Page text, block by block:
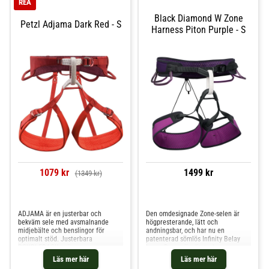
Petzl Adjama Dark Red - S
REA
1079 kr (1349 kr)
Läs mer här
ADJAMA är en justerbar och
bekväm sele med avsmalnande
midjebälte och benslingor för
optimalt stöd. Justerbara
DOUBLEBACK-spännen anpassar
sig efter olika kroppstyper och
kläder för alla säsonger. FRAME
Black Diamond W Zone
Harness Piton Purple - S
1499 kr
Läs mer här
Den omdesignade Zone-selen är
högpresterande, lätt och
andningsbar, och har nu en
patenterad sömlös Infinity Belay
Loop. Denna är slitstark,
lågprofilerad och eliminerar den
fruktade förskjutningen av